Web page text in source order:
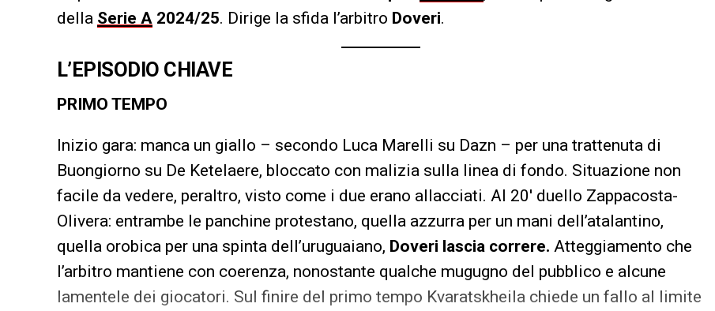
della Serie A 2024/25. Dirige la sfida l’arbitro Doveri.
L’EPISODIO CHIAVE
PRIMO TEMPO
Inizio gara: manca un giallo – secondo Luca Marelli su Dazn – per una trattenuta di
Buongiorno su De Ketelaere, bloccato con malizia sulla linea di fondo. Situazione non
facile da vedere, peraltro, visto come i due erano allacciati. Al 20′ duello Zappacosta-
Olivera: entrambe le panchine protestano, quella azzurra per un mani dell’atalantino,
quella orobica per una spinta dell’uruguaiano, Doveri lascia correre. Atteggiamento che
l’arbitro mantiene con coerenza, nonostante qualche mugugno del pubblico e alcune
lamentele dei giocatori. Sul finire del primo tempo Kvaratskheila chiede un fallo al limite